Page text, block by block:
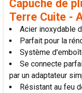
LA
SÉLECTION
AU PANIER
Capuche de
Terre Cuite -
Acier inoxydable
Parfait pour la
Système
Se connecte
par un adaptateur
Résistant au feu